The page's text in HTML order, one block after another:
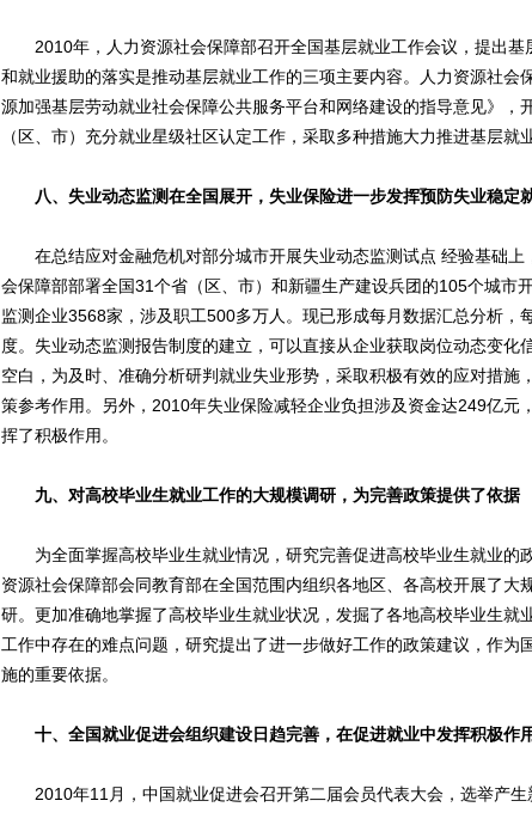
2010年，人力资源社会保障部召开全国基层就业工作会议，提出基
和就业援助的落实是推动基层就业工作的三项主要内容。人力资源社会
源加强基层劳动就业社会保障公共服务平台和网络建设的指导意见》，
（区、市）充分就业星级社区认定工作，采取多种措施大力推进基层就
八、失业动态监测在全国展开，失业保险进一步发挥预防失业稳定
在总结应对金融危机对部分城市开展失业动态监测试点 经验基础上
会保障部部署全国31个省（区、市）和新疆生产建设兵团的105个城市
监测企业3568家，涉及职工500多万人。现已形成每月数据汇总分析，
度。失业动态监测报告制度的建立，可以直接从企业获取岗位动态变化
空白，为及时、准确分析研判就业失业形势，采取积极有效的应对措施
策参考作用。另外，2010年失业保险减轻企业负担涉及资金达249亿元
挥了积极作用。
九、对高校毕业生就业工作的大规模调研，为完善政策提供了依据
为全面掌握高校毕业生就业情况，研究完善促进高校毕业生就业的
资源社会保障部会同教育部在全国范围内组织各地区、各高校开展了大
研。更加准确地掌握了高校毕业生就业状况，发掘了各地高校毕业生就
工作中存在的难点问题，研究提出了进一步做好工作的政策建议，作为
施的重要依据。
十、全国就业促进会组织建设日趋完善，在促进就业中发挥积极作
2010年11月，中国就业促进会召开第二届会员代表大会，选举产生